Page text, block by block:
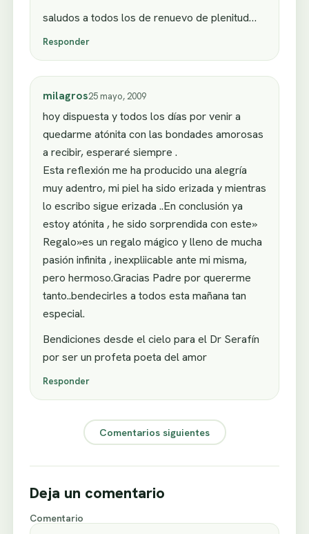
saludos a todos los de renuevo de plenitud…
Responder
milagros25 mayo, 2009
hoy dispuesta y todos los días por venir a
quedarme atónita con las bondades amorosas
a recibir, esperaré siempre .
Esta reflexión me ha producido una alegría
muy adentro, mi piel ha sido erizada y mientras
lo escribo sigue erizada ..En conclusión ya
estoy atónita , he sido sorprendida con este»
Regalo»es un regalo mágico y lleno de mucha
pasión infinita , inexpliicable ante mi misma,
pero hermoso.Gracias Padre por quererme
tanto..bendecirles a todos esta mañana tan
especial.
Bendiciones desde el cielo para el Dr Serafín
por ser un profeta poeta del amor
Responder
Comentarios siguientes
Deja un comentario
Comentario